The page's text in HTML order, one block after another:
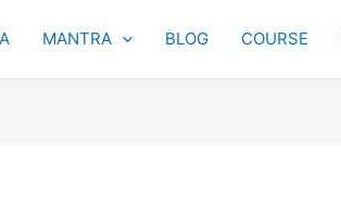
MANTRA BLOG COURSE